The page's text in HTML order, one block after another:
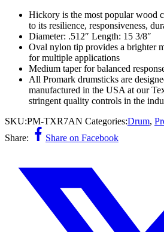
Hickory is the most popular wood
to its resilience, responsiveness,
Diameter: .512″ Length: 15 3/8″
Oval nylon tip provides a brighter
for multiple applications
Medium taper for balanced
All Promark drumsticks are
manufactured in the USA at our
stringent quality controls in the
SKU:PM-TXR7AN Categories:Drum,
Share:
Share on Facebook